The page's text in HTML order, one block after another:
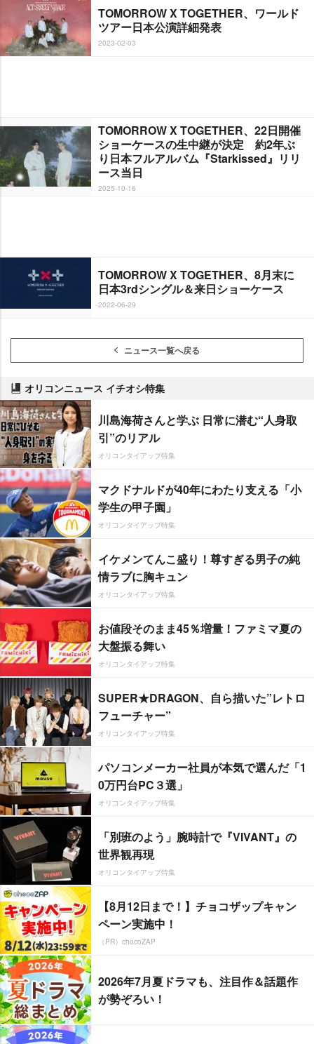
TOMORROW X TOGETHER、ワールド
ツアー日本公演詳細発表
2023-02-03
TOMORROW X TOGETHER、22日開催
ショーケースの生中継が決定 約2年ぶ
り日本フルアルバム『Starkissed』リリ
ース当日
2025-10-16
TOMORROW X TOGETHER、8月末に
日本3rdシングル＆来日ショーケース
2022-06-29
ニュース一覧へ戻る
オリコンニュース イチオシ特集
川島海荷さんと学ぶ 日常に潜む“人身取
引”のリアル
オリコンタイアップ特集
マクドナルドが40年にわたり支える「小
学生の甲子園」
オリコンタイアップ特集
イケメンてんこ盛り！尊すぎる男子の純
情ラブに胸キュン
オリコンタイアップ特集
お値段そのまま45％増量！ファミマ夏の
大盤振る舞い
オリコンタイアップ特集
SUPER★DRAGON、自ら描いた”レトロ
フューチャー”
オリコンタイアップ特集
パソコンメーカー社員が本気で選んだ「1
0万円台PC３選」
オリコンタイアップ特集
「別班のよう」腕時計で『VIVANT』の
世界観再現
オリコンタイアップ特集
【8月12日まで！】チョコザップキャン
ペーン実施中！
（PR）chocoZAP
2026年7月夏ドラマも、注目作＆話題作
が勢ぞろい！